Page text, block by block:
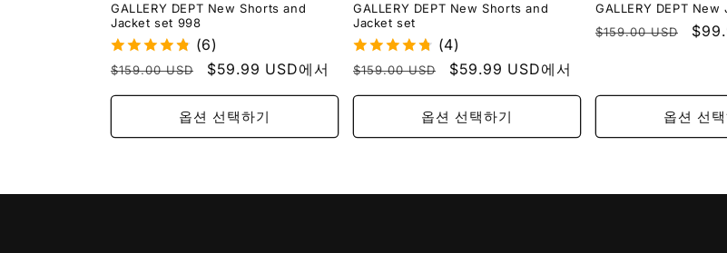
GALLERY DEPT New Shorts and
Jacket set 998
(6)
정
가
$159.00 USD
할
인
가
$59.99 USD에서
옵션 선택하기
GALLERY DEPT New Shorts and
Jacket set
(4)
정
가
$159.00 USD
할
인
가
$59.99 USD에서
옵션 선택하기
GALLERY DEPT New
정
$159.00 USD
할
옵션 선